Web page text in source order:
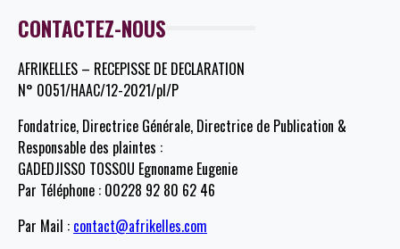
CONTACTEZ-NOUS
AFRIKELLES – RECEPISSE DE DECLARATION
N° 0051/HAAC/12-2021/pl/P
Fondatrice, Directrice Générale, Directrice de Publication &
Responsable des plaintes :
GADEDJISSO TOSSOU Egnoname Eugenie
Par Téléphone : 00228 92 80 62 46
Par Mail : contact@afrikelles.com